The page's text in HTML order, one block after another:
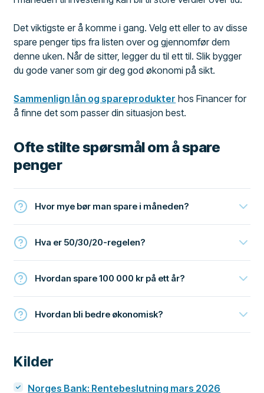
Det viktigste er å komme i gang. Velg ett eller to av disse
spare penger tips fra listen over og gjennomfør dem
denne uken. Når de sitter, legger du til ett til. Slik bygger
du gode vaner som gir deg god økonomi på sikt.
Sammenlign lån og spareprodukter hos Financer for
å finne det som passer din situasjon best.
Ofte stilte spørsmål om å spare
penger
Hvor mye bør man spare i måneden?
Hva er 50/30/20-regelen?
Hvordan spare 100 000 kr på ett år?
Hvordan bli bedre økonomisk?
Kilder
Norges Bank: Rentebeslutning mars 2026